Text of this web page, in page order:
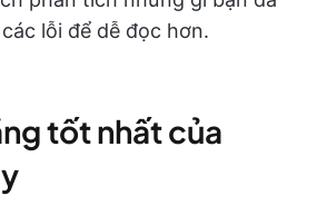
lỗi để dễ đọc hơn.
tốt nhất của